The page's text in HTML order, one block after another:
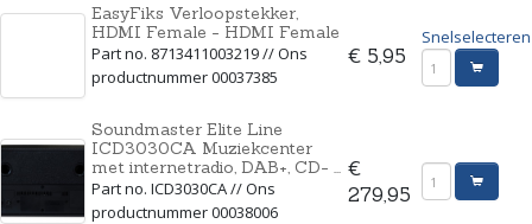
EasyFiks Verloopstekker,
HDMI Female - HDMI Female
Part no. 8713411003219 // Ons
productnummer 00037385
€ 5,95
Snelselecteren
Soundmaster Elite Line
ICD3030CA Muziekcenter
met internetradio, DAB+, CD- ...
Part no. ICD3030CA // Ons
productnummer 00038006
€
279,95